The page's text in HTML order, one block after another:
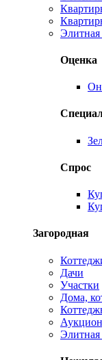
Оценка
Спрос
Загородная
Дачи
Участки
Дома,